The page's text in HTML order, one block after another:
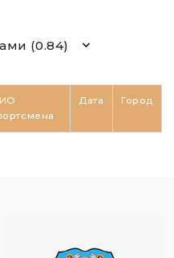
(0.84)
Дата Город